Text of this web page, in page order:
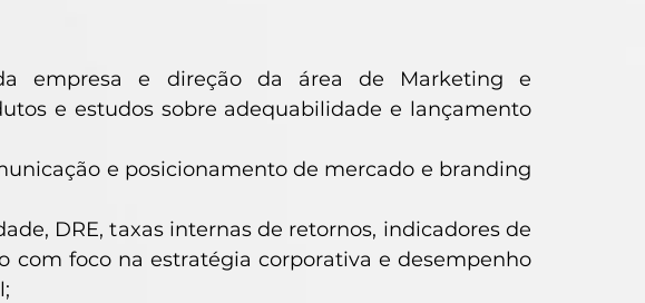
empresa e direção da área de Marketing e
e estudos sobre adequabilidade e lançamento
e posicionamento de mercado e branding
DRE, taxas internas de retornos, indicadores de
com foco na estratégia corporativa e desempenho